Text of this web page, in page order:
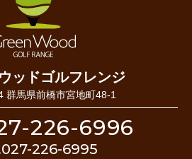
ッドゴルフレンジ
群馬県前橋市宮地町48-1
226-6996
226-6995